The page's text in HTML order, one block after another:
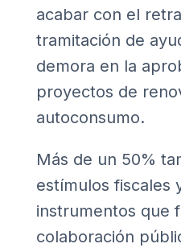
acabar con el
tramitación de
demora en la
proyectos de
autoconsumo.
Más de un 50%
estímulos fiscales
instrumentos que
colaboración